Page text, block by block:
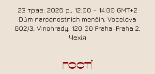
23 трав. 2026 р., 12:00 – 14:00 GMT+2
Dům narodnostních menšin, Vocelova
602/3, Vinohrady, 120 00 Praha-Praha 2,
Чехія
Гості